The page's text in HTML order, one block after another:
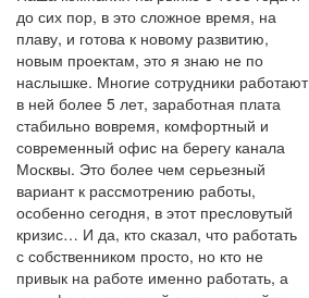
до сих пор, в это сложное время, на
плаву, и готова к новому развитию,
новым проектам, это я знаю не по
наслышке. Многие сотрудники работают
в ней более 5 лет, заработная плата
стабильно вовремя, комфортный и
современный офис на берегу канала
Москвы. Это более чем серьезный
вариант к рассмотрению работы,
особенно сегодня, в этот пресловутый
кризис… И да, кто сказал, что работать
с собственником просто, но кто не
привык на работе именно работать, а